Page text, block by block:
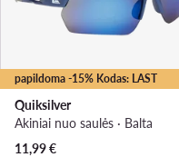
papildoma -15% Kodas: LAST
Quiksilver
Akiniai nuo saulės · Balta
11,99€